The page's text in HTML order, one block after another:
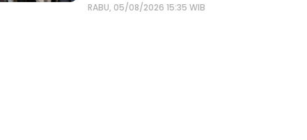
RABU, 05/08/2026 15:35 WIB